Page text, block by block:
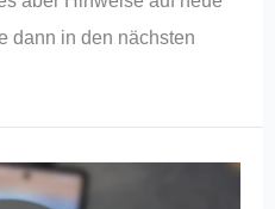
dann in den nächsten